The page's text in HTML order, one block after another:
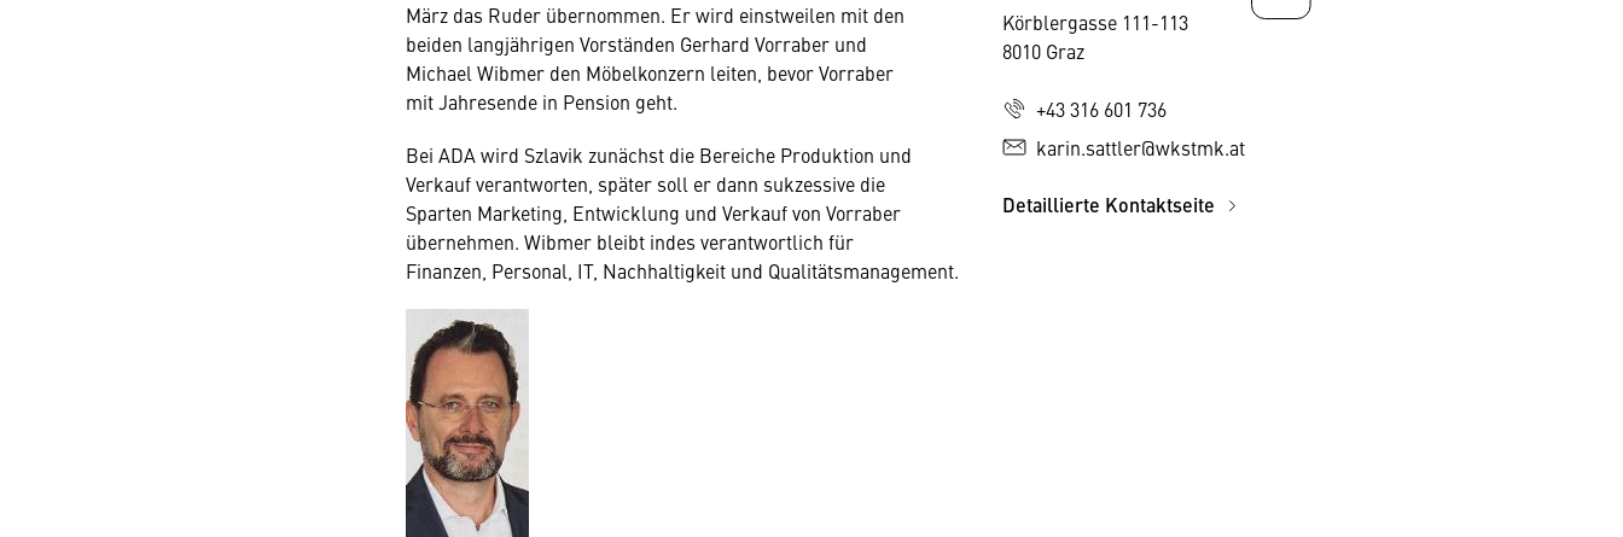
Körblergasse 111-113
8010 Graz
+43 316 601 736
karin.sattler@wkstmk.at
Detaillierte Kontaktseite
März das Ruder übernommen. Er wird einstweilen mit den
beiden langjährigen Vorständen Gerhard Vorraber und
Michael Wibmer den Möbelkonzern leiten, bevor Vorraber
mit Jahresende in Pension geht.
Bei ADA wird Szlavik zunächst die Bereiche Produktion und
Verkauf verantworten, später soll er dann sukzessive die
Sparten Marketing, Entwicklung und Verkauf von Vorraber
übernehmen. Wibmer bleibt indes verantwortlich für
Finanzen, Personal, IT, Nachhaltigkeit und Qualitätsmanagement.